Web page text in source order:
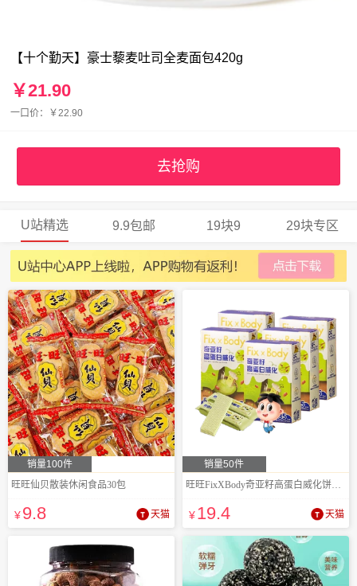
【十个勤天】豪士藜麦吐司全麦面包420g
￥21.90
一口价：￥22.90
去抢购
U站精选 9.9包邮 19块9 29块专区
销量100件
旺旺仙贝散装休闲食品30包
¥9.8 天猫
销量50件
旺旺FixXBody奇亚籽高蛋白威化饼干96g*5盒
¥19.4 天猫